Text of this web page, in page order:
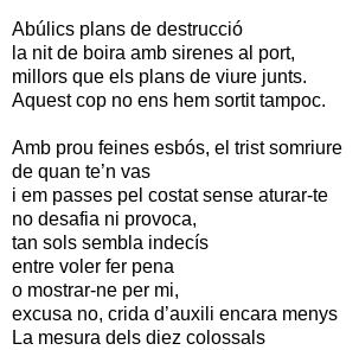
Abúlics plans de destrucció
la nit de boira amb sirenes al port,
millors que els plans de viure junts.
Aquest cop no ens hem sortit tampoc.
Amb prou feines esbós, el trist somriure
de quan te’n vas
i em passes pel costat sense aturar-te
no desafia ni provoca,
tan sols sembla indecís
entre voler fer pena
o mostrar-ne per mi,
excusa no, crida d’auxili encara menys
La mesura dels diez colossals